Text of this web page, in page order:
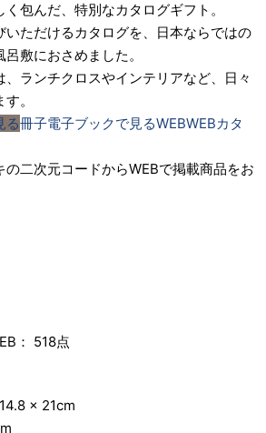
包んだ、特別なカタログギフト。
いただけるカタログを、日本ならではの
呂敷におさめました。
、ランチクロスやインテリアなど、日々
。
る冊子電子ブックで見るWEBWEBカタ
二次元コードからWEBで掲載商品をお
： 518点
× 21cm